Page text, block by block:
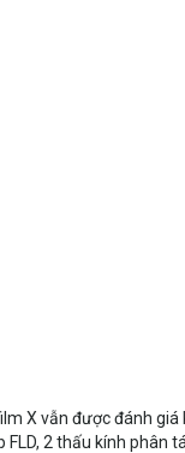
X vẫn được đánh giá
2 thấu kính phân